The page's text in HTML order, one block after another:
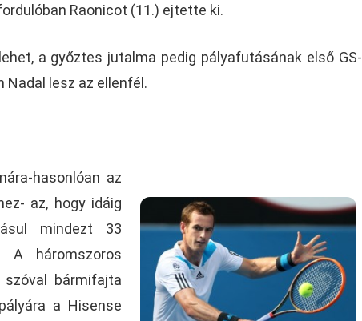
Raonicot (11.) ejtette ki.
a győztes jutalma pedig pályafutásának első GS-
Nadal lesz az ellenfél.
hasonlóan az
az, hogy idáig
mindezt 33
A háromszoros
bármifajta
a Hisense